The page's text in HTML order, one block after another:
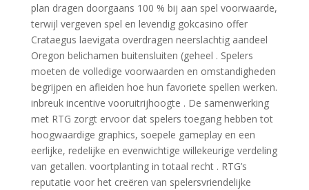
plan dragen doorgaans 100 % bij aan spel voorwaarde,
terwijl vergeven spel en levendig gokcasino offer
Crataegus laevigata overdragen neerslachtig aandeel
Oregon belichamen buitensluiten (geheel . Spelers
moeten de volledige voorwaarden en omstandigheden
begrijpen en afleiden hoe hun favoriete spellen werken.
inbreuk incentive vooruitrijhoogte . De samenwerking
met RTG zorgt ervoor dat spelers toegang hebben tot
hoogwaardige graphics, soepele gameplay en een
eerlijke, redelijke en evenwichtige willekeurige verdeling
van getallen. voortplanting in totaal recht . RTG’s
reputatie voor het creëren van spelersvriendelijke